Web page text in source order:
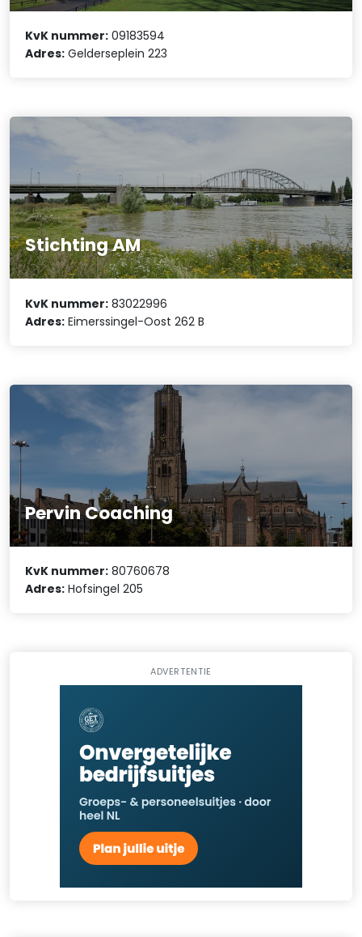
KvK nummer: 09183594
Adres: Gelderseplein 223
Stichting AM
KvK nummer: 83022996
Adres: Eimerssingel-Oost 262 B
Pervin Coaching
KvK nummer: 80760678
Adres: Hofsingel 205
ADVERTENTIE